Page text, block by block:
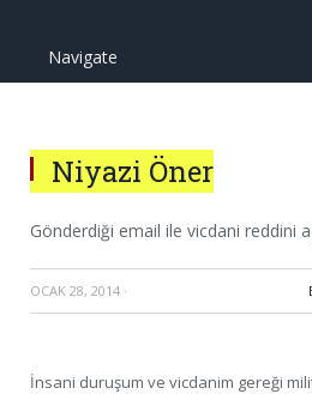
Navigate
Niyazi Öner
Gönderdiği email ile vicdani reddini
OCAK 28, 2014 ·
İnsani duruşum ve vicdanim gereği